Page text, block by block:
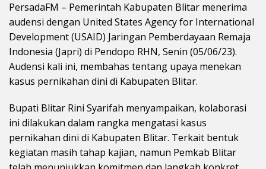
PersadaFM – Pemerintah Kabupaten Blitar menerima
audensi dengan United States Agency for International
Development (USAID) Jaringan Pemberdayaan Remaja
Indonesia (Japri) di Pendopo RHN, Senin (05/06/23).
Audensi kali ini, membahas tentang upaya menekan
kasus pernikahan dini di Kabupaten Blitar.
Bupati Blitar Rini Syarifah menyampaikan, kolaborasi
ini dilakukan dalam rangka mengatasi kasus
pernikahan dini di Kabupaten Blitar. Terkait bentuk
kegiatan masih tahap kajian, namun Pemkab Blitar